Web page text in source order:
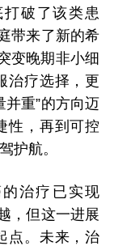
破了该类患
带来了新的希
变晚期非小细
治疗选择，更
并重”的方向迈
性，再到可控
护航。
治疗已实现
，但这一进展
点。未来，治